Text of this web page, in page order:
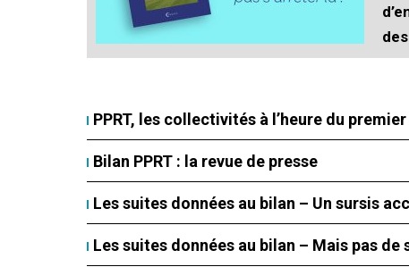
PPRT, les collectivités à l’heure du
Bilan PPRT : la revue de presse
Les suites données au bilan – Un sursis
Les suites données au bilan – Mais pas de